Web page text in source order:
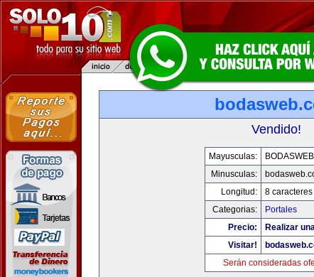
Vendido!
Mayusculas:
Minusculas:
Longitud:
8 caracteres
Categorias:
Portales
Precio:
Realizar
Visitar!
Serán consideradas